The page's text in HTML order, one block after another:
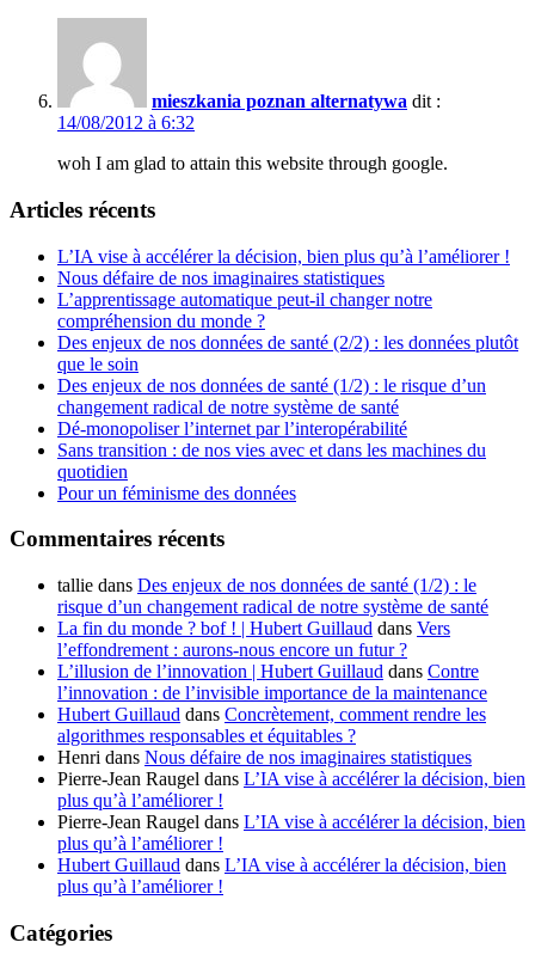
mieszkania poznan alternatywa dit :
14/08/2012 à 6:32
woh I am glad to attain this website through google.
Articles récents
L’IA vise à accélérer la décision, bien plus qu’à l’améliorer !
Nous défaire de nos imaginaires statistiques
L’apprentissage automatique peut-il changer notre
compréhension du monde ?
Des enjeux de nos données de santé (2/2) : les données plutôt
que le soin
Des enjeux de nos données de santé (1/2) : le risque d’un
changement radical de notre système de santé
Dé-monopoliser l’internet par l’interopérabilité
Sans transition : de nos vies avec et dans les machines du
quotidien
Pour un féminisme des données
Commentaires récents
tallie dans Des enjeux de nos données de santé (1/2) : le
risque d’un changement radical de notre système de santé
La fin du monde ? bof ! | Hubert Guillaud dans Vers
l’effondrement : aurons-nous encore un futur ?
L’illusion de l’innovation | Hubert Guillaud dans Contre
l’innovation : de l’invisible importance de la maintenance
Hubert Guillaud dans Concrètement, comment rendre les
algorithmes responsables et équitables ?
Henri dans Nous défaire de nos imaginaires statistiques
Pierre-Jean Raugel dans L’IA vise à accélérer la décision, bien
plus qu’à l’améliorer !
Pierre-Jean Raugel dans L’IA vise à accélérer la décision, bien
plus qu’à l’améliorer !
Hubert Guillaud dans L’IA vise à accélérer la décision, bien
plus qu’à l’améliorer !
Catégories